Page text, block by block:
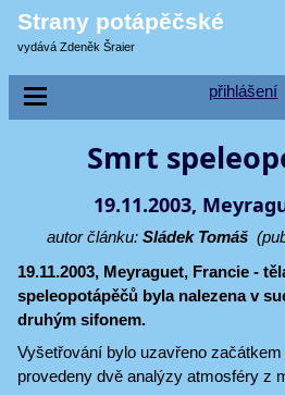
Strany potápěčské
vydává Zdeněk Šraier
přihlášení
Smrt
19.11.2003,
autor článku:Sládek Tomáš
19.11.2003, Meyraguet, Francie -
speleopotápěčů byla nalezena v
druhým sifonem.
Vyšetřování bylo uzavřeno
provedeny dvě analýzy atmosféry z